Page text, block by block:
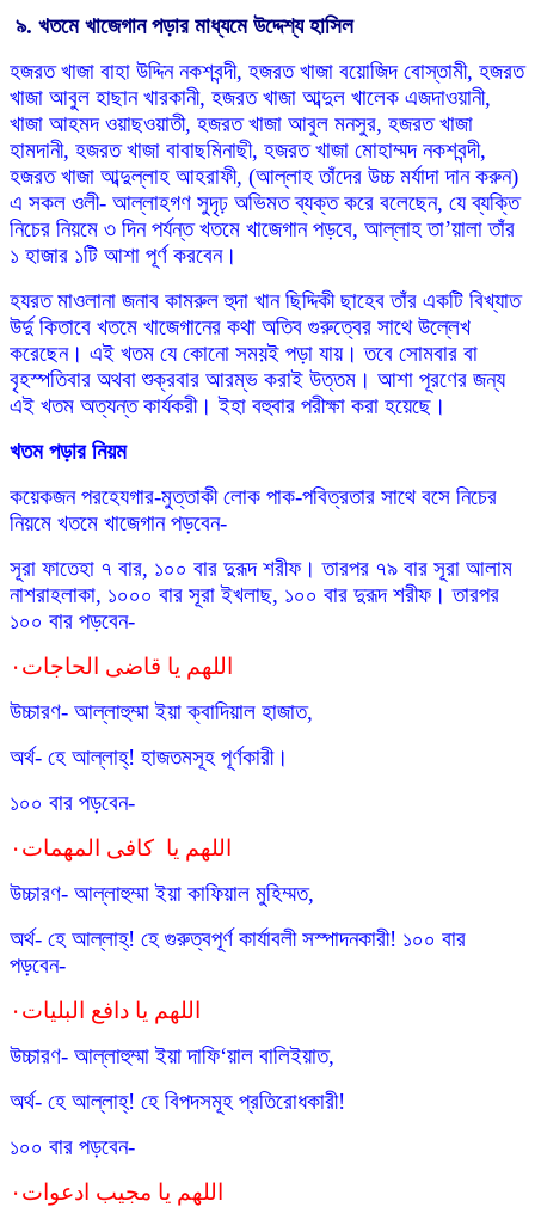
৯. খতমে খাজেগান পড়ার মাধ্যমে উদ্দেশ্য হাসিল
হজরত খাজা বাহা উদ্দিন নকশবন্দী, হজরত খাজা বয়োজিদ বোস্তামী, হজরত
খাজা আবুল হাছান খারকানী, হজরত খাজা আব্দুল খালেক এজদাওয়ানী,
খাজা আহমদ ওয়াছওয়াতী, হজরত খাজা আবুল মনসুর, হজরত খাজা
হামদানী, হজরত খাজা বাবাছমিনাছী, হজরত খাজা মোহাম্মদ নকশবন্দী,
হজরত খাজা আব্দুল্লাহ আহরাফী, (আল্লাহ তাঁদের উচ্চ মর্যাদা দান করুন)
এ সকল ওলী- আল্লাহগণ সুদৃঢ় অভিমত ব্যক্ত করে বলেছেন, যে ব্যক্তি
নিচের নিয়মে ৩ দিন পর্যন্ত খতমে খাজেগান পড়বে, আল্লাহ তা’য়ালা তাঁর
১ হাজার ১টি আশা পূর্ণ করবেন।
হযরত মাওলানা জনাব কামরুল হুদা খান ছিদ্দিকী ছাহেব তাঁর একটি বিখ্যাত
উর্দু কিতাবে খতমে খাজেগানের কথা অতিব গুরুত্বের সাথে উল্লেখ
করেছেন। এই খতম যে কোনো সময়ই পড়া যায়। তবে সোমবার বা
বৃহস্পতিবার অথবা শুক্রবার আরম্ভ করাই উত্তম। আশা পূরণের জন্য
এই খতম অত্যন্ত কার্যকরী। ইহা বহুবার পরীক্ষা করা হয়েছে।
খতম পড়ার নিয়ম
কয়েকজন পরহেযগার-মুত্তাকী লোক পাক-পবিত্রতার সাথে বসে নিচের
নিয়মে খতমে খাজেগান পড়বেন-
সূরা ফাতেহা ৭ বার, ১০০ বার দুরূদ শরীফ। তারপর ৭৯ বার সূরা আলাম
নাশরাহলাকা, ১০০০ বার সূরা ইখলাছ, ১০০ বার দুরূদ শরীফ। তারপর
১০০ বার পড়বেন-
اللهم يا قاضی الحاجات٠
উচ্চারণ- আল্লাহুম্মা ইয়া ক্বাদিয়াল হাজাত,
অর্থ- হে আল্লাহ্! হাজতমসূহ পূর্ণকারী।
১০০ বার পড়বেন-
اللهم يا كافی المهمات٠
উচ্চারণ- আল্লাহুম্মা ইয়া কাফিয়াল মুহিম্মত,
অর্থ- হে আল্লাহ্! হে গুরুত্বপূর্ণ কার্যাবলী সস্পাদনকারী! ১০০ বার
পড়বেন-
اللهم يا دافع البليات٠
উচ্চারণ- আল্লাহুম্মা ইয়া দাফি‘য়াল বালিইয়াত,
অর্থ- হে আল্লাহ্! হে বিপদসমূহ প্রতিরোধকারী!
১০০ বার পড়বেন-
اللهم يا مجيب ادعوات٠